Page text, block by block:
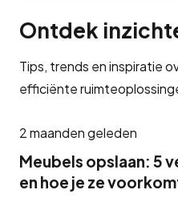
Ontdek
Tips, trends en inspiratie
efficiënte
2 maanden geleden
Meubels opslaan: 5
en hoe je ze